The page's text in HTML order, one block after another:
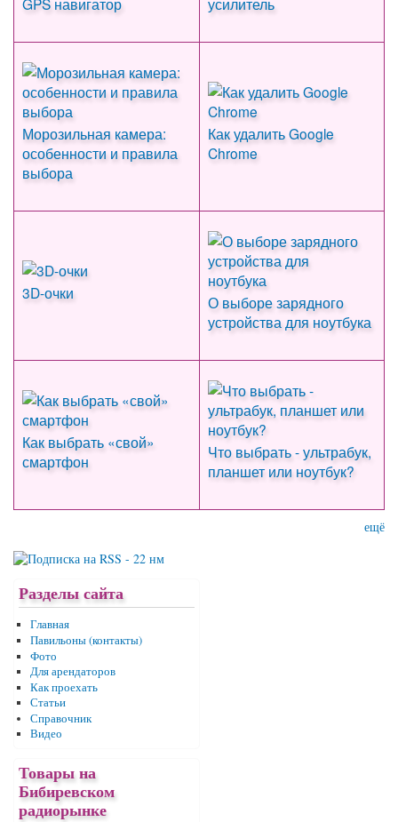
GPS навигатор усилитель
Морозильная камера:
особенности и правила
выбора
Как удалить Google
Chrome
3D-очки
О выборе зарядного
устройства для ноутбука
Как выбрать «свой»
смартфон
Что выбрать - ультрабук,
планшет или ноутбук?
ещё
Разделы сайта
Главная
Павильоны (контакты)
Фото
Для арендаторов
Как проехать
Статьи
Справочник
Видео
Товары на
Бибиревском
радиорынке